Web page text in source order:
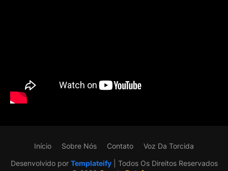
Desenvolvido por Templateify| Todos Os Direitos Reservados
Início Sobre Nós Contato Voz Da Torcida